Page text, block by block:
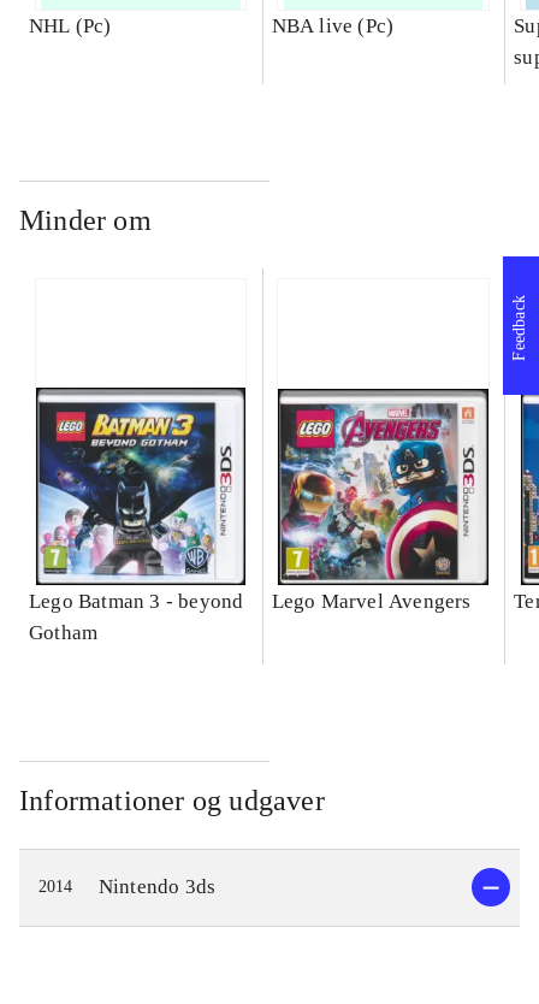
NHL (Pc) NBA live (Pc)
Minder om
Lego Batman 3 - beyond
Gotham
Lego Marvel Avengers
Informationer og udgaver
2014 Nintendo 3ds
Feedback